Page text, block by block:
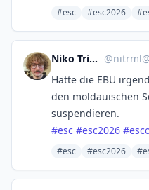
#esc #esc2026
Niko Trimmel @
Hätte die EBU
den moldauischen
suspendieren.
#esc #esc2026 #
#esc #esc2026